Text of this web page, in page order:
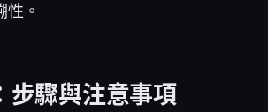
性。
步驟與注意事項